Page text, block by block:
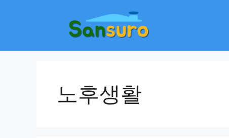
노후생활